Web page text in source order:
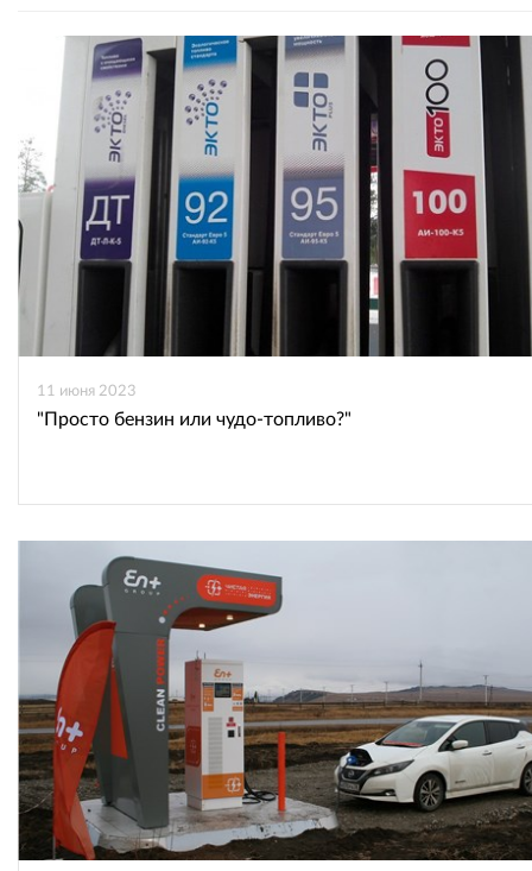
11 июня 2023
"Просто бензин или чудо-топливо?"